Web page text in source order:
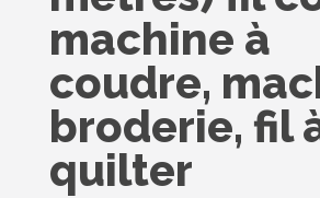
machine à
coudre,
broderie, fil
quilter